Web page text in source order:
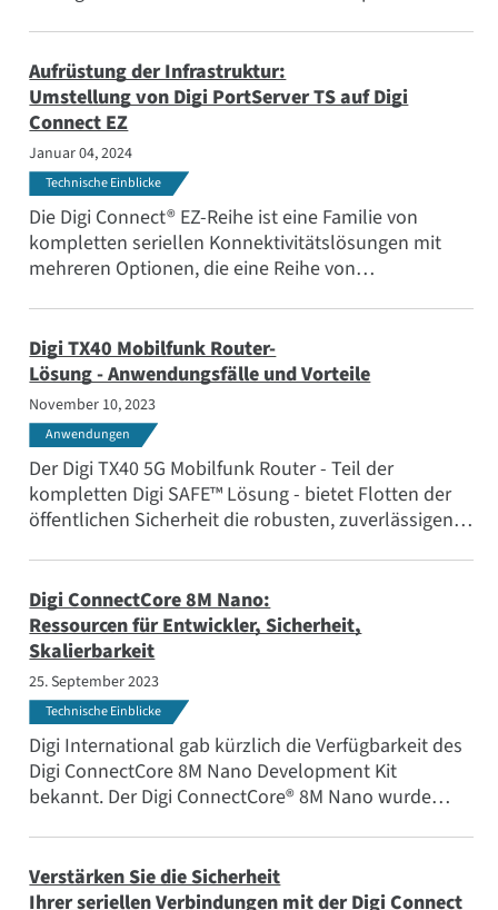
Aufrüstung der Infrastruktur:
Umstellung von Digi PortServer TS auf Digi
Connect EZ
Januar 04, 2024
Technische Einblicke
Die Digi Connect® EZ-Reihe ist eine Familie von
kompletten seriellen Konnektivitätslösungen mit
mehreren Optionen, die eine Reihe von
Digi Connect EZ wechseln können.
Digi TX40 Mobilfunk Router-
Lösung - Anwendungsfälle und Vorteile
November 10, 2023
Anwendungen
Der Digi TX40 5G Mobilfunk Router - Teil der
kompletten Digi SAFE™ Lösung - bietet Flotten der
öffentlichen Sicherheit die robusten, zuverlässigen
höchst zuverlässiger Kommunikation für
Situationsbewusstsein und Konnektivität für alle
bordeigenen und am Körper getragenen Systeme.
Digi ConnectCore 8M Nano:
Ressourcen für Entwickler, Sicherheit,
Skalierbarkeit
25. September 2023
Technische Einblicke
Digi International gab kürzlich die Verfügbarkeit des
Digi ConnectCore 8M Nano Development Kit
bekannt. Der Digi ConnectCore® 8M Nano wurde
landwirtschaftliche und Transportprodukte
entwickeln, die fortschrittliche Konnektivität und
Verstärken Sie die Sicherheit
Ihrer seriellen Verbindungen mit der Digi Connect